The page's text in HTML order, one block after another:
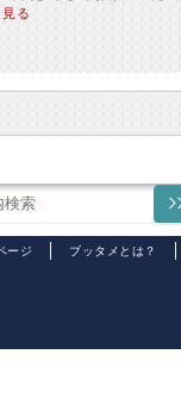
見る
ージ ブッタメとは？